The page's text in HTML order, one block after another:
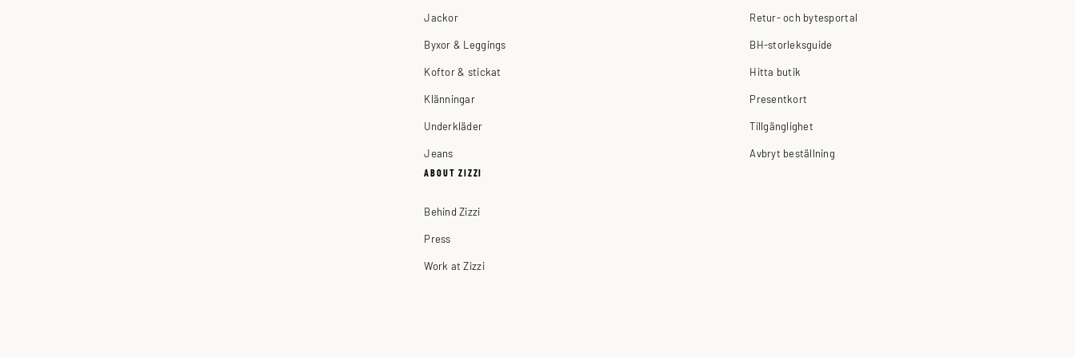
Jackor
Byxor & Leggings
Koftor & stickat
Klänningar
Underkläder
Jeans
Retur- och bytesportal
BH-storleksguide
Hitta butik
Presentkort
Tillgänglighet
Avbryt beställning
ABOUT ZIZZI
Behind Zizzi
Press
Work at Zizzi